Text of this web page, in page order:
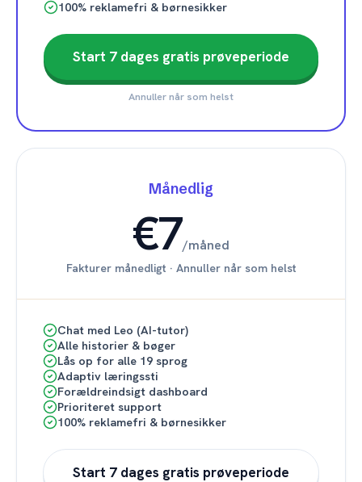
100% reklamefri & børnesikker
Start 7 dages gratis prøveperiode
Annuller når som helst
Månedlig
€7/måned
Fakturer månedligt · Annuller når som helst
Chat med Leo (AI-tutor)
Alle historier & bøger
Lås op for alle 19 sprog
Adaptiv læringssti
Forældreindsigt dashboard
Prioriteret support
100% reklamefri & børnesikker
Start 7 dages gratis prøveperiode